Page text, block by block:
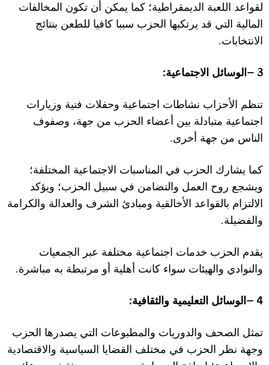
لقواعد اللعبة الديمقراطية؛ كما يمكن أن تكون المخالفات
المالية التي قد يرتكبها الحزب سببا كافيا للطعن بنتائج
الانتخابات.
3 –
الوسائل ا لاجتماعية:
تنظم الأحزاب نشاطات اجتماعية وحفلات فنية وزيارات
اجتماعية متبادلة بين أعضاء الحزب من جهة، وصفوف
الناس من جهة أخرى.
كما يشارك الحزب في المناسبات الاجتماعية المختلفة؛
ويشجع روح العمل والتضامن في سبيل الحزب؛ ويؤكد
الالتزام بالقواعد الأخالقية ومبادئ الشرف والعدالة والكرامة
والفضيلة.
يقدم الحزب خدمات اجتماعية مختلفة عبر الجمعيات
والنوادي والهيئات سواء كانت أهلية أو مرتبطة به مباشرة.
4 –
الوسائل التعليمية والثقافية:
تمثل الصحف والدوريات والمطبوعات التي يصدرها الحزب
وجهة نظر الحزب في مختلف القضايا السياسية والاقتصادية